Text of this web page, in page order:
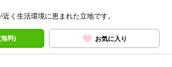
く生活環境に恵まれた立地です。
料) お気に入り